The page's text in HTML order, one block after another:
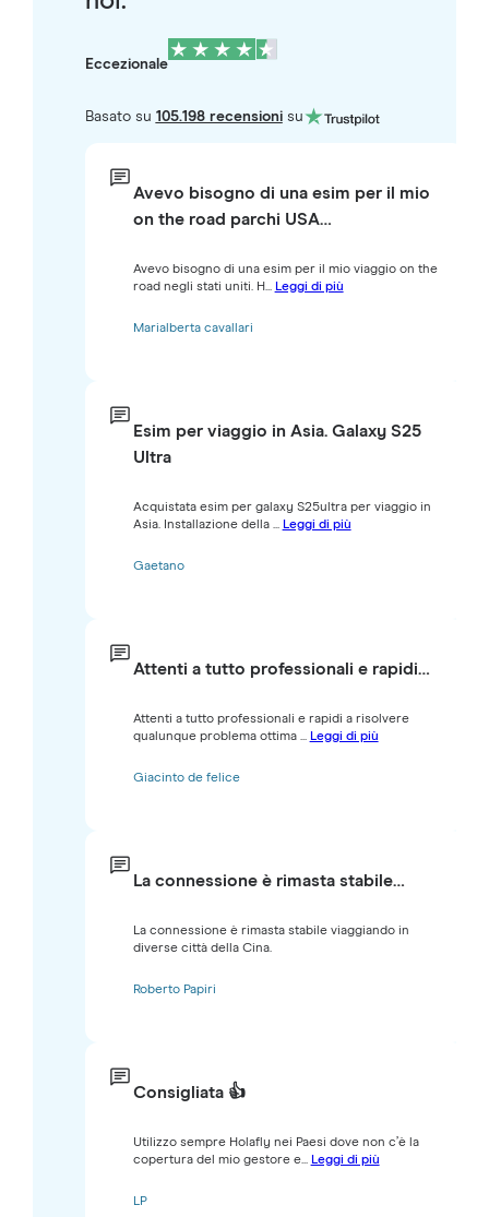
Eccezionale
Basato su 105.198 recensionisu
Avevo bisogno di una esim per il mio
on the road parchi USA…
Avevo bisogno di una esim per il mio viaggio on the
road negli stati uniti. H... Leggi di più
Marialberta cavallari
Esim per viaggio in Asia. Galaxy S25
Ultra
Acquistata esim per galaxy S25ultra per viaggio in
Asia. Installazione della ... Leggi di più
Gaetano
Attenti a tutto professionali e rapidi…
Attenti a tutto professionali e rapidi a risolvere
qualunque problema ottima ... Leggi di più
Giacinto de felice
La connessione è rimasta stabile…
La connessione è rimasta stabile viaggiando in
diverse città della Cina.
Roberto Papiri
Consigliata 👍
Utilizzo sempre Holafly nei Paesi dove non c’è la
copertura del mio gestore e... Leggi di più
LP